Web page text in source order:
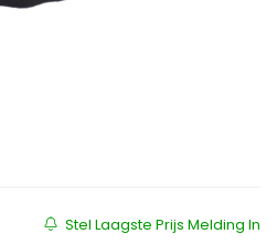
Stel Laagste Prijs Melding In